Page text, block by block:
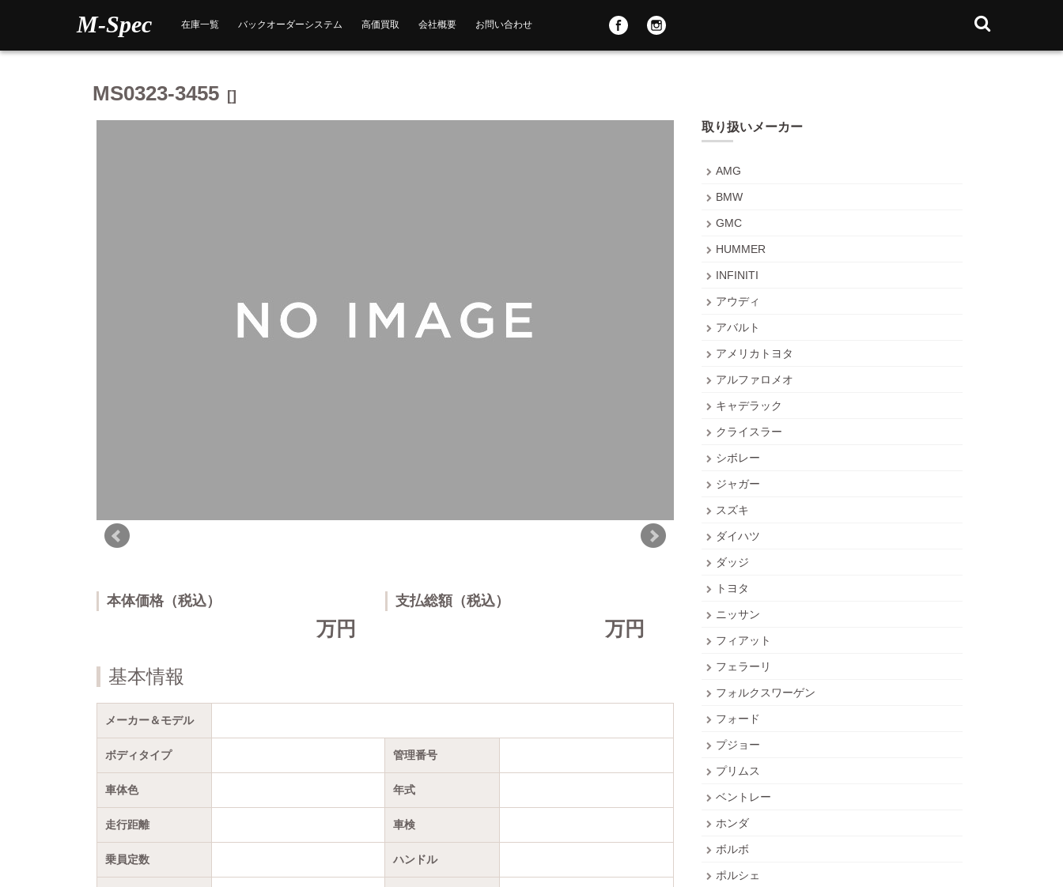
M-Spec 在庫一覧 バックオーダーシステム 高価買取 会社概要 お問い合わせ
MS0323-3455 []
本体価格（税込）
万円
支払総額（税込）
万円
基本情報
メーカー＆モデル
ボディタイプ 管理番号
車体色 年式
走行距離 車検
乗員定数 ハンドル
取り扱いメーカー
AMG
BMW
GMC
HUMMER
INFINITI
アウディ
アバルト
アメリカトヨタ
アルファロメオ
キャデラック
クライスラー
シボレー
ジャガー
スズキ
ダイハツ
ダッジ
トヨタ
ニッサン
フィアット
フェラーリ
フォルクスワーゲン
フォード
プジョー
プリムス
ベントレー
ホンダ
ボルボ
ポルシェ